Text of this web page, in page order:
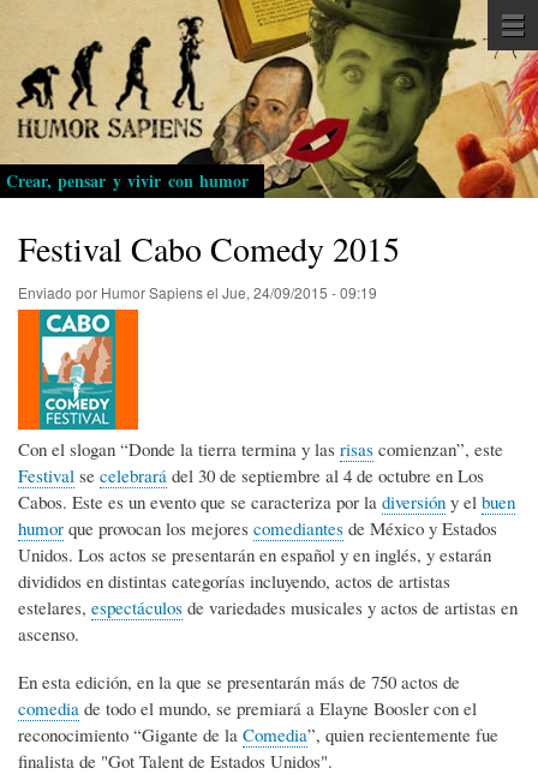
Pasar
al
contenido
principal
Crear, pensar y vivir con humor
Festival Cabo Comedy 2015
Enviado por Humor Sapiensel Jue, 24/09/2015 - 09:19
Con el slogan “Donde la tierra termina y las risas comienzan”, este
Festival se celebrará del 30 de septiembre al 4 de octubre en Los
Cabos. Este es un evento que se caracteriza por la diversión y el buen
humor que provocan los mejores comediantes de México y Estados
Unidos. Los actos se presentarán en español y en inglés, y estarán
divididos en distintas categorías incluyendo, actos de artistas
estelares, espectáculos de variedades musicales y actos de artistas en
ascenso.
En esta edición, en la que se presentarán más de 750 actos de
comedia de todo el mundo, se premiará a Elayne Boosler con el
reconocimiento “Gigante de la Comedia”, quien recientemente fue
finalista de "Got Talent de Estados Unidos".